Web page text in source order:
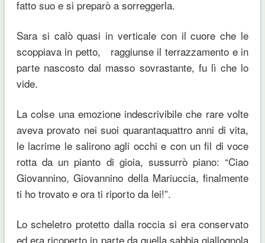
fatto suo e si preparò a sorreggerla.
Sara si calò quasi in verticale con il cuore che le
scoppiava in petto, raggiunse il terrazzamento e in
parte nascosto dal masso sovrastante, fu lì che lo
vide.
La colse una emozione indescrivibile che rare volte
aveva provato nei suoi quarantaquattro anni di vita,
le lacrime le salirono agli occhi e con un fil di voce
rotta da un pianto di gioia, sussurrò piano: “Ciao
Giovannino, Giovannino della Mariuccia, finalmente
ti ho trovato e ora ti riporto da lei!”.
Lo scheletro protetto dalla roccia si era conservato
ed era ricoperto in parte da quella sabbia giallognola